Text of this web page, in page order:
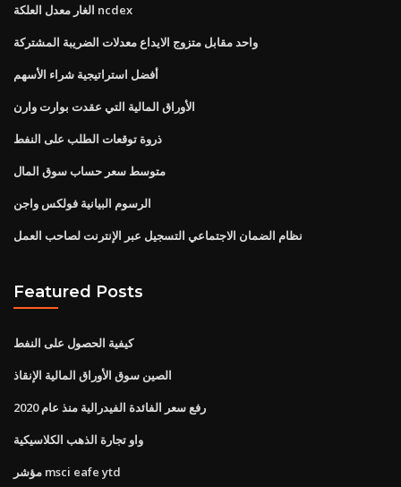
الغار معدل العلكة ncdex
واحد مقابل متزوج الايداع معدلات الضريبة المشتركة
أفضل استراتيجية شراء الأسهم
الأوراق المالية التي عقدت بوارت وارن
ذروة توقعات الطلب على النفط
متوسط ​​سعر حساب سوق المال
الرسوم البيانية فولكس واجن
نظام الضمان الاجتماعي التسجيل عبر الإنترنت لصاحب العمل
Featured Posts
كيفية الحصول على النفط
الصين سوق الأوراق المالية الإنقاذ
رفع سعر الفائدة الفيدرالية منذ عام 2020
واو تجارة الذهب الكلاسيكية
مؤشر msci eafe ytd